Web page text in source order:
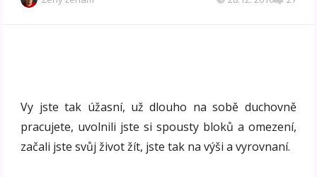
Vy jste tak úžasní, už dlouho na sobě duchovně
pracujete, uvolnili jste si spousty bloků a omezení,
začali jste svůj život žít, jste tak na výši a vyrovnaní.